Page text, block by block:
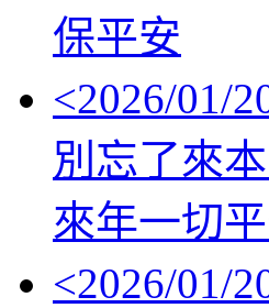
保平安
<2026/01/
別忘了來
來年一切
<2026/01/